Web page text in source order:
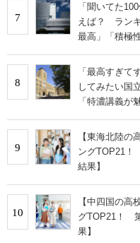
7
「聞いてた
えば？ ラン
最高」「積極
8
「最高すぎ
してみたい国
「特濃講義が
9
【東海北陸の
ングTOP21！
結果】
10
【中四国の高
グTOP21！
果】